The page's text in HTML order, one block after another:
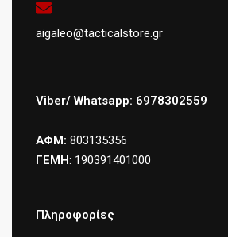
aigaleo@tacticalstore.gr
Viber/ Whatsapp: 6978302559
ΑΦΜ: 803135356
ΓΕΜΗ: 190391401000
Πληροφορίες